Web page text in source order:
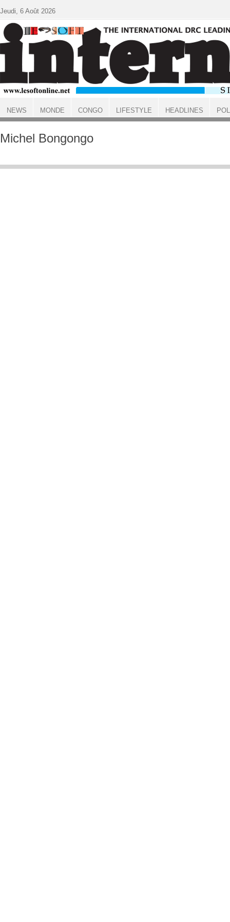
ACCUEIL
Michel Bongongo
Jeudi, 6 Août 2026
NEWS MONDE CONGO LIFESTYLE HEADLINES